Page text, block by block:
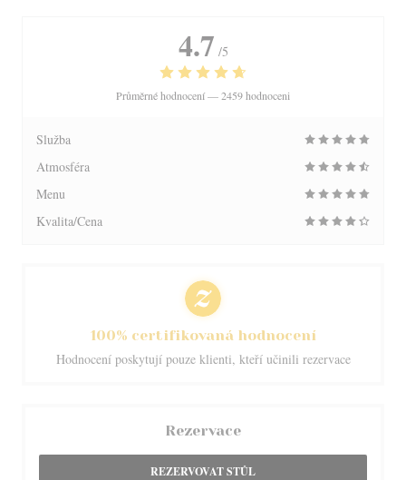
4.7 /5
Průměrné hodnocení —2459 hodnoceni
Služba
Atmosféra
Menu
Kvalita/Cena
100% certifikovaná hodnocení
Hodnocení poskytují pouze klienti, kteří učinili rezervace
Rezervace
REZERVOVAT STŮL